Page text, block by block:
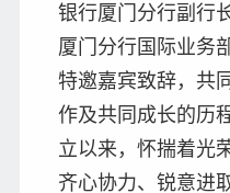
银行厦门分行副行
厦门分行国际业务
特邀嘉宾致辞，共
作及共同成长的历程
立以来，怀揣着光
齐心协力、锐意进